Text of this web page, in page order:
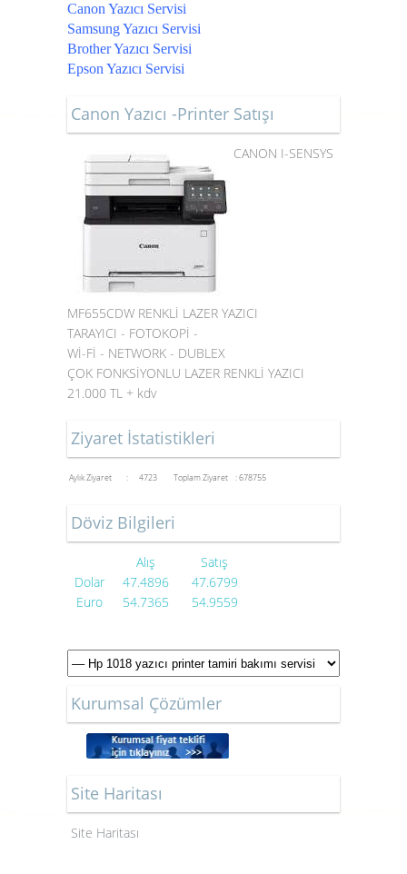
Canon Yazıcı Servisi
Samsung Yazıcı Servisi
Brother Yazıcı Servisi
Epson Yazıcı Servisi
Canon Yazıcı -Printer Satışı
CANON I-SENSYS
MF655CDW RENKLİ LAZER YAZICI
TARAYICI - FOTOKOPİ -
Wİ-Fİ - NETWORK - DUBLEX
ÇOK FONKSİYONLU LAZER RENKLİ YAZICI
21.000 TL + kdv
Ziyaret İstatistikleri
Aylık Ziyaret : 4723 Toplam Ziyaret : 678755
Döviz Bilgileri
Alış
Satış
Dolar
47.4896
47.6799
Euro
54.7365 54.9559
Kurumsal Çözümler
Site Haritası
Site Haritası